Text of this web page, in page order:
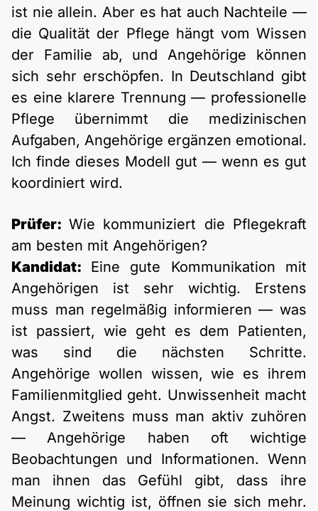
ist nie allein. Aber es hat auch Nachteile —
die Qualität der Pflege hängt vom Wissen
der Familie ab, und Angehörige können
sich sehr erschöpfen. In Deutschland gibt
es eine klarere Trennung — professionelle
Pflege übernimmt die medizinischen
Aufgaben, Angehörige ergänzen emotional.
Ich finde dieses Modell gut — wenn es gut
koordiniert wird.
Prüfer: Wie kommuniziert die Pflegekraft
am besten mit Angehörigen?
Kandidat: Eine gute Kommunikation mit
Angehörigen ist sehr wichtig. Erstens
muss man regelmäßig informieren — was
ist passiert, wie geht es dem Patienten,
was sind die nächsten Schritte.
Angehörige wollen wissen, wie es ihrem
Familienmitglied geht. Unwissenheit macht
Angst. Zweitens muss man aktiv zuhören
— Angehörige haben oft wichtige
Beobachtungen und Informationen. Wenn
man ihnen das Gefühl gibt, dass ihre
Meinung wichtig ist, öffnen sie sich mehr.